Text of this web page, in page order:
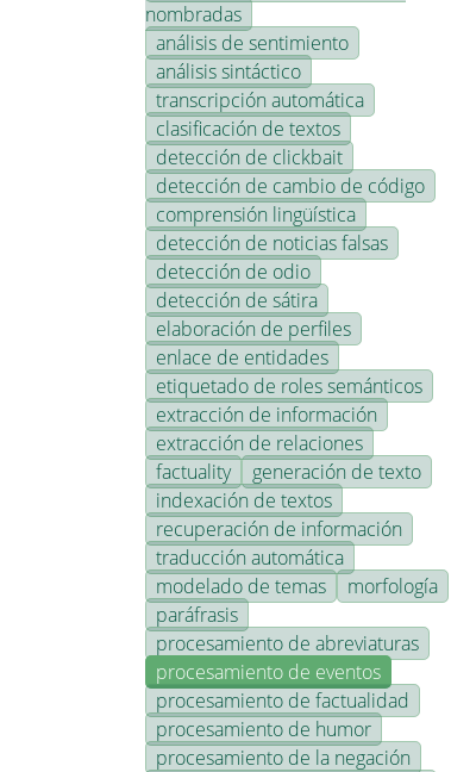
nombradas
análisis de sentimiento
análisis sintáctico
transcripción automática
clasificación de textos
detección de clickbait
detección de cambio de código
comprensión lingüística
detección de noticias falsas
detección de odio
detección de sátira
elaboración de perfiles
enlace de entidades
etiquetado de roles semánticos
extracción de información
extracción de relaciones
factuality
generación de texto
indexación de textos
recuperación de información
traducción automática
modelado de temas
morfología
paráfrasis
procesamiento de abreviaturas
procesamiento de eventos
procesamiento de factualidad
procesamiento de humor
procesamiento de la negación